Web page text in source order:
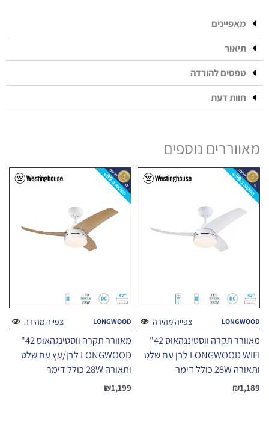
מאפיינים
תיאור
טפסים להורדה
חוות דעת
מאווררים נוספים
צפייה מהירה LONGWOOD
מאוורר תקרה ווסטינגהאוס 42"
LONGWOOD WIFI לבן עם שלט
ותאורה 28W כולל דימר
₪1,189
צפייה מהירה LONGWOOD
מאוורר תקרה ווסטינגהאוס 42"
LONGWOOD לבן/עץ עם שלט
ותאורה 28W כולל דימר
₪1,199